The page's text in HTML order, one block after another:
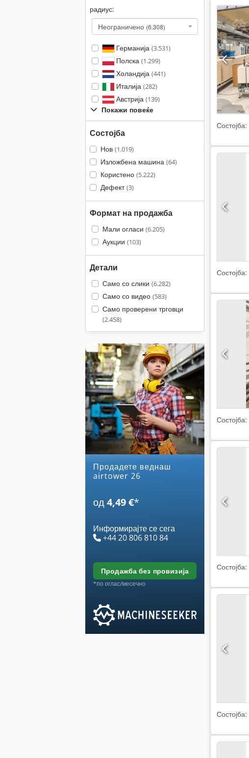
радиус:
Неограничено (6.308)
Германија (3.531)
Полска (1.299)
Холандија (441)
Италија (282)
Австрија (139)
Покажи повеќе
Состојба
Нов (1.019)
Изложбена машина (64)
Користено (5.222)
Дефект(3)
Формат на продажба
Мали огласи (6.205)
Аукции (103)
Детали
Само со слики (6.282)
Само со видео (583)
Само проверени трговци
(2.458)
Продадете веднаш
airtower 26
од4,49 €*
Информирајте се сега
+44 20 806 810 84
продажба без провизија
*по оглас/месечно
Состојба:
Состојба:
Состојба:
Состојба:
Состојба: